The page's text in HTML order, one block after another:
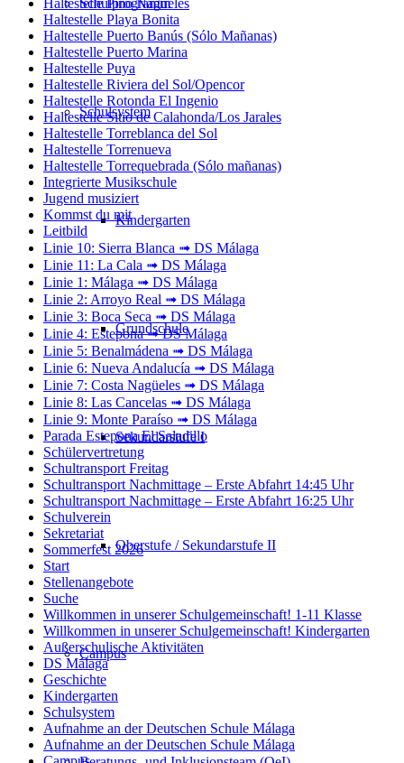
Schulprogramm
Schulsystem
Kindergarten
Grundschule
Sekundarstufe I
Oberstufe / Sekundarstufe II
Campus
Haltestelle Playa Bonita
Haltestelle Puerto Banús (Sólo Mañanas)
Haltestelle Puerto Marina
Haltestelle Puya
Haltestelle Riviera del Sol/Opencor
Haltestelle Rotonda El Ingenio
Haltestelle Sitio de Calahonda/Los Jarales
Haltestelle Torreblanca del Sol
Haltestelle Torrenueva
Haltestelle Torrequebrada (Sólo mañanas)
Integrierte Musikschule
Jugend musiziert
Kommst du mit
Leitbild
Linie 10: Sierra Blanca ➟ DS Málaga
Linie 11: La Cala ➟ DS Málaga
Linie 1: Málaga ➟ DS Málaga
Linie 2: Arroyo Real ➟ DS Málaga
Linie 3: Boca Seca ➟ DS Málaga
Linie 4: Estepona ➟ DS Málaga
Linie 5: Benalmádena ➟ DS Málaga
Linie 6: Nueva Andalucía ➟ DS Málaga
Linie 7: Costa Nagüeles ➟ DS Málaga
Linie 8: Las Cancelas ➟ DS Málaga
Linie 9: Monte Paraíso ➟ DS Málaga
Parada Estepona El Saladillo
Schülervertretung
Schultransport Freitag
Schultransport Nachmittage – Erste Abfahrt 14:45 Uhr
Schultransport Nachmittage – Erste Abfahrt 16:25 Uhr
Schulverein
Sekretariat
Sommerfest 2026
Start
Stellenangebote
Suche
Willkommen in unserer Schulgemeinschaft! 1-11 Klasse
Willkommen in unserer Schulgemeinschaft! Kindergarten
Außerschulische Aktivitäten
DS Málaga
Geschichte
Kindergarten
Schulsystem
Aufnahme an der Deutschen Schule Málaga
Aufnahme an der Deutschen Schule Málaga